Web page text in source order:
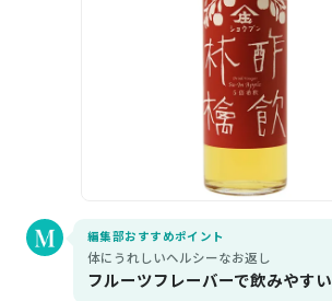
編集部おすすめポイント
体にうれしいヘルシーなお返し
フルーツフレーバーで飲みやすい